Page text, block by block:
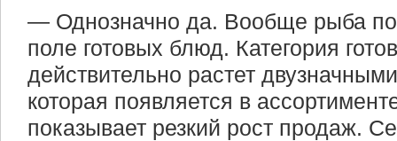
— Однозначно да. Вообще рыба
поле готовых блюд. Категория
действительно растет
которая появляется в
показывает резкий рост продаж.